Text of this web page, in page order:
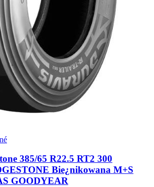
385/65 R22.5 RT2 300
Bie¿nikowana M+S
GOODYEAR